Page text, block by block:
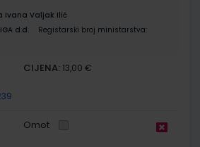
Ivana Valjak Ilić
d.d.
Registarski broj ministarstva:
CIJENA: 13,00 €
Omot